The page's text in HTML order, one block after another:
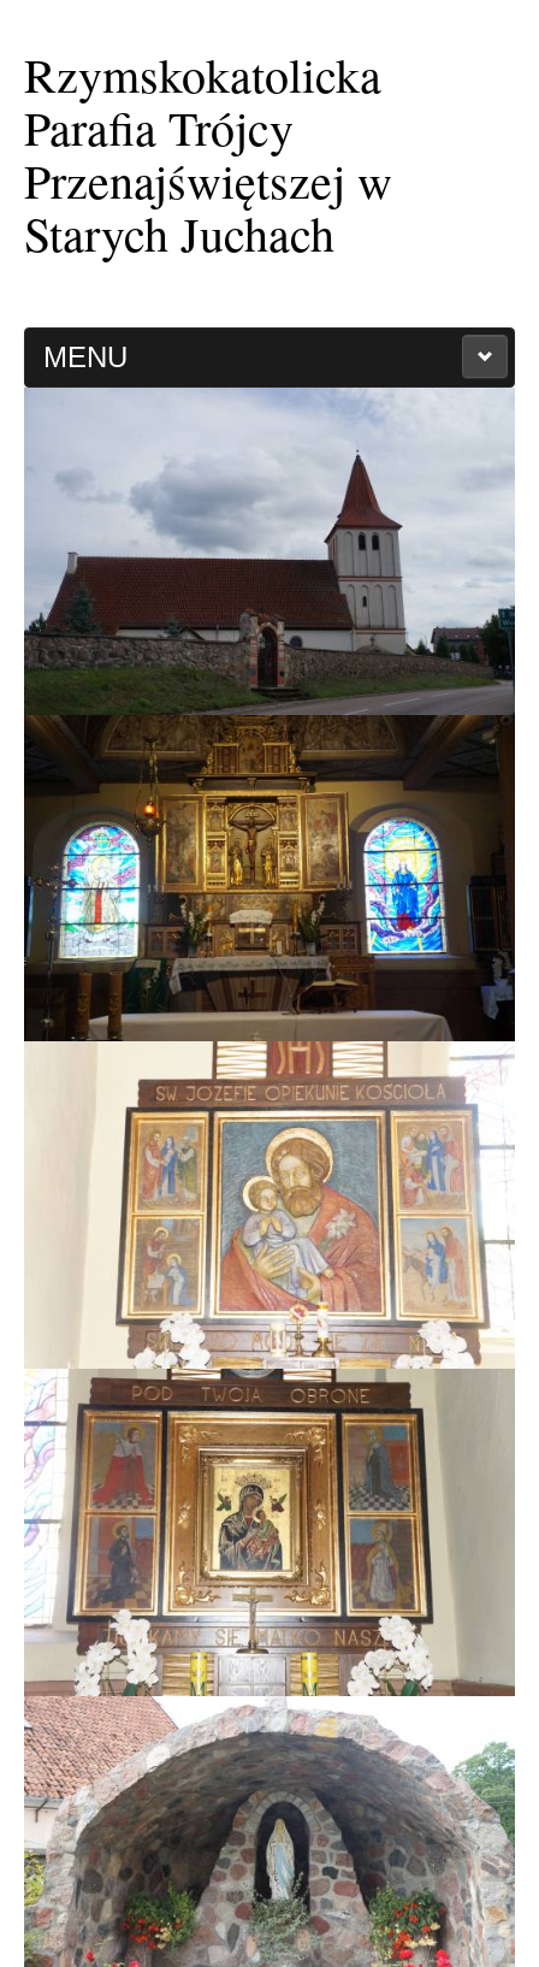
Rzymskokatolicka
Parafia Trójcy
Przenajświętszej w
Starych Juchach
MENU
KAPLICA FILIALNA
MSZE I NABOŻEŃSTWA
KONTAKT
KANCELARIA PARAFIALNA